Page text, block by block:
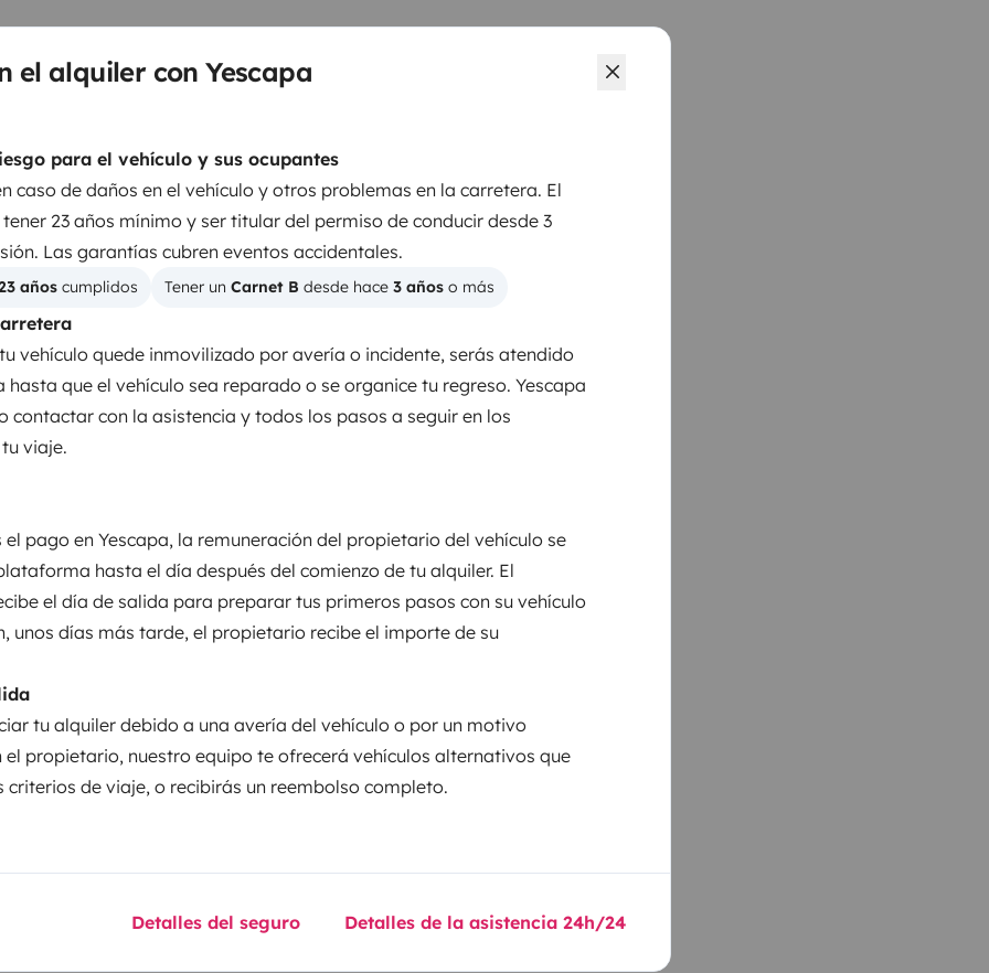
el alquiler con Yescapa
para el vehículo y sus ocupantes
caso de daños en el vehículo y otros problemas en la carretera. El
23 años mínimo y ser titular del permiso de conducir desde 3
Las garantías cubren eventos accidentales.
años cumplidos Tener un Carnet B desde hace 3 años o más
vehículo quede inmovilizado por avería o incidente, serás atendido
hasta que el vehículo sea reparado o se organice tu regreso. Yescapa
contactar con la asistencia y todos los pasos a seguir en los
viaje.
el pago en Yescapa, la remuneración del propietario del vehículo se
hasta el día después del comienzo de tu alquiler. El
el día de salida para preparar tus primeros pasos con su vehículo
unos días más tarde, el propietario recibe el importe de su
tu alquiler debido a una avería del vehículo o por un motivo
el propietario, nuestro equipo te ofrecerá vehículos alternativos que
criterios de viaje, o recibirás un reembolso completo.
Detalles del seguro Detalles de la asistencia 24h/24
extremely comfortable.
are included. A 10' 8' SUP
Nevera
Kit de limpieza
Altura
2,6 m